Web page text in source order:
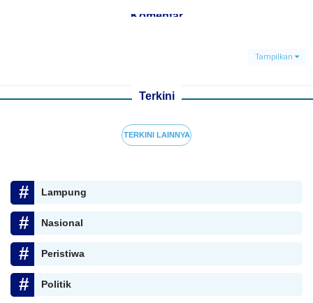
Komentar
Tampilkan
Terkini
TERKINI LAINNYA
Lampung
Nasional
Peristiwa
Politik